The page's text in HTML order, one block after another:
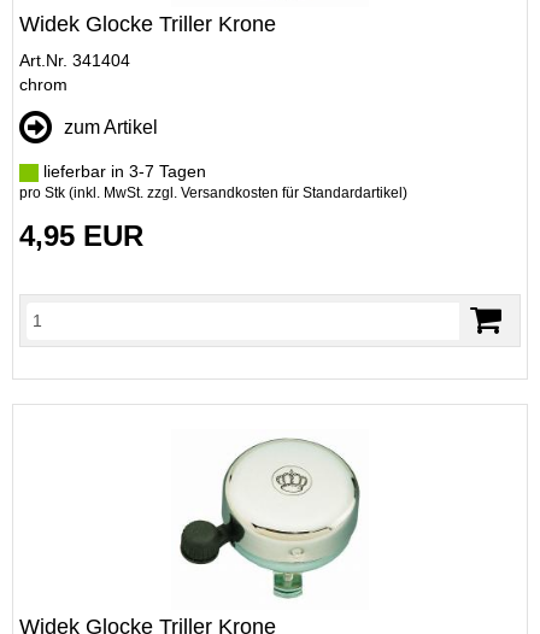
Widek Glocke Triller Krone
Art.Nr. 341404
chrom
zum Artikel
lieferbar in 3-7 Tagen
pro Stk (inkl. MwSt. zzgl. Versandkosten für Standardartikel )
4,95 EUR
Widek Glocke Triller Krone